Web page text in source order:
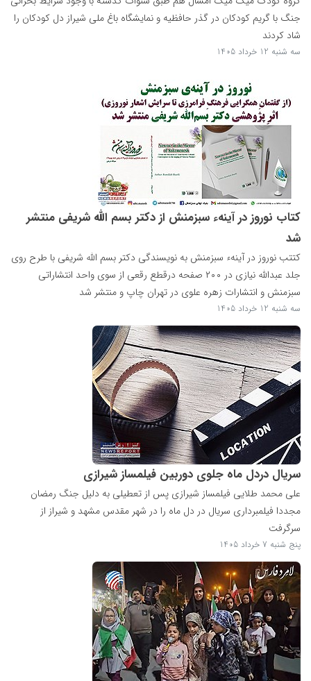
جنگ با گریم کودکان در گذر حافظیه و نمایشگاه باغ ملی شیراز دل کودکان را
شاد کردند
سه شنبه 12 خرداد 1405
کتاب نوروز در آینهء سبزمنش از دکتر بسم الله شریفی منتشر
شد
کتتب نوروز در آینهء سبزمنش به نویسندگی دکتر بسم الله شریفی با طرح روی
جلد عبدالله نیازی در ۲۰۰ صفحه درقطع رقعی از سوی واحد انتشاراتی
سبزمنش و انتشارات زهره علوی در تهران چاپ و منتشر شد
سه شنبه 12 خرداد 1405
سریال دردل ماه جلوی دوربین فیلمساز شیرازی
علی محمد طلایی فیلمساز شیرازی پس از تعطیلی به دلیل جنگ رمضان
مجددا فیلمبرداری سریال در دل ماه را در شهر مقدس مشهد و شیراز از
سرگرفت
پنج شنبه 7 خرداد 1405